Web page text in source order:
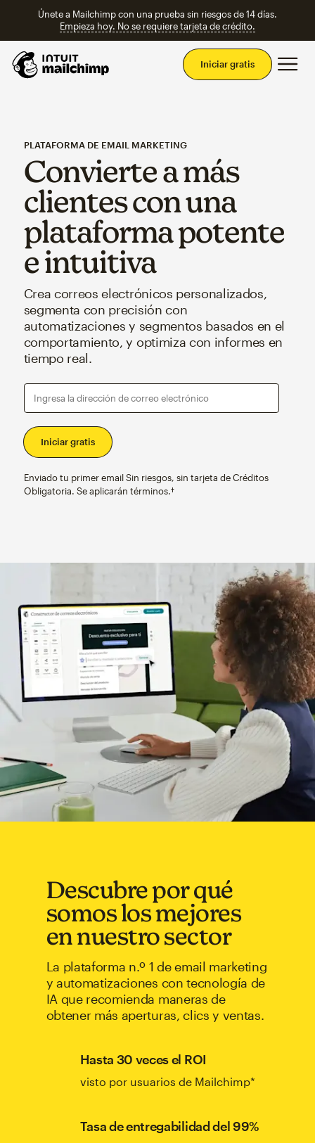
Únete a Mailchimp con una prueba sin riesgos de 14 días.
Empieza hoy. No se requiere tarjeta de crédito.
Iniciar gratis
PLATAFORMA DE EMAIL MARKETING
Convierte a más
clientes con una
plataforma potente
e intuitiva
Crea correos electrónicos personalizados,
segmenta con precisión con
automatizaciones y segmentos basados en el
comportamiento, y optimiza con informes en
tiempo real.
Ingresa la dirección de correo electrónico
Enviado tu primer email Sin riesgos, sin tarjeta de Créditos
Obligatoria. Se aplicarán términos.†
Descubre por qué
somos los mejores
en nuestro sector
La plataforma n.º 1 de email marketing
y automatizaciones con tecnología de
IA que recomienda maneras de
obtener más aperturas, clics y ventas.
Hasta 30 veces el ROI
visto por usuarios de Mailchimp*
Tasa de entregabilidad del 99%